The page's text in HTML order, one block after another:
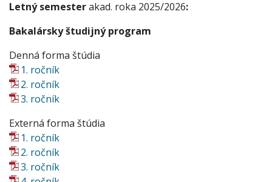
Letný semesterakad. roka 2025/2026:
Bakalársky študijný program
Denná forma štúdia
1. ročník
2. ročník
3. ročník
Externá forma štúdia
1. ročník
2. ročník
3. ročník